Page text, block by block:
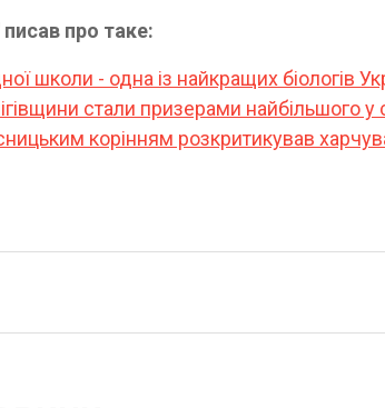
писав про таке:
школи - одна із найкращих біологів
стали призерами найбільшого у
корінням розкритикував